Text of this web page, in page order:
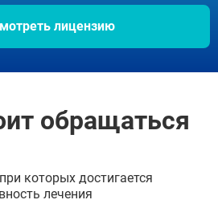
лицензию
обращаться
которых достигается
лечения
ФОРМУ